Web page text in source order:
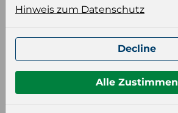
Sprache
Keiner
Format auswählen
Hinweis zum Datenschutz
Decline
Alle Zustimmen